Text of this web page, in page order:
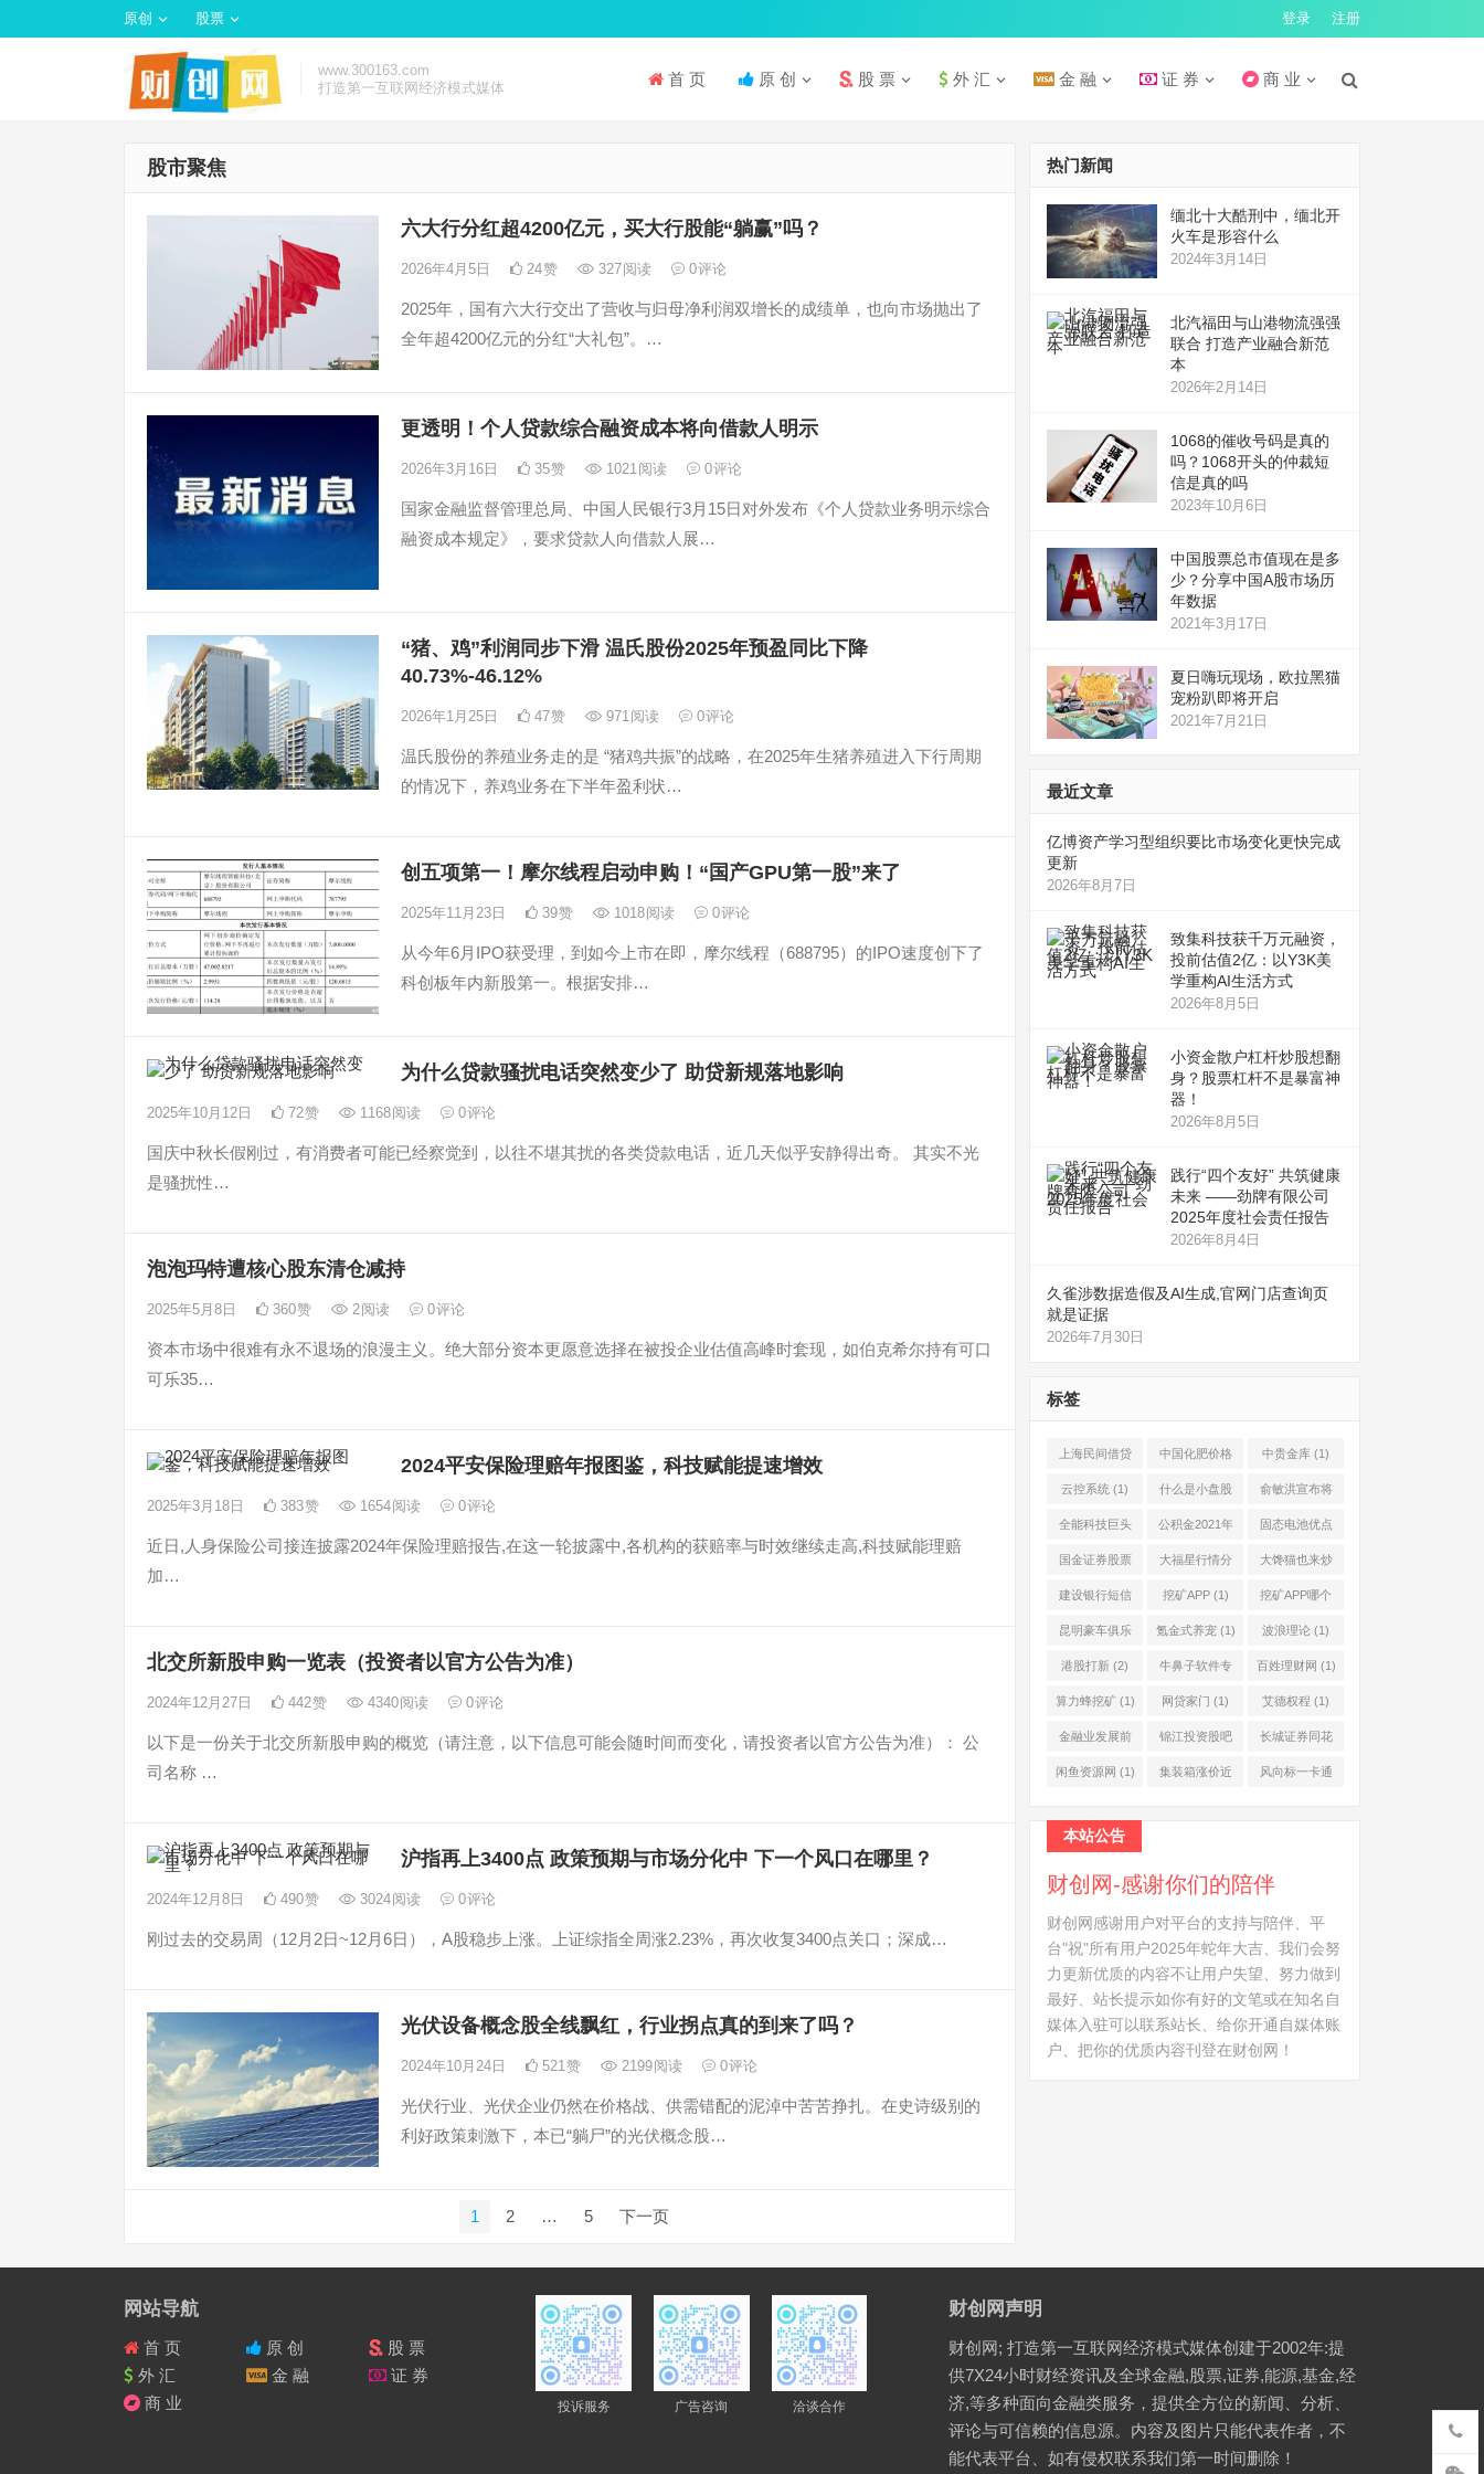
原创 股票 登录 注册
www.300163.com
打造第一互联网经济模式媒体
首 页 原 创 股 票 外 汇 金 融 证 券 商 业
股市聚焦
六大行分红超4200亿元，买大行股能“躺赢”吗？
2026年4月5日 24赞 327阅读 0评论
2025年，国有六大行交出了营收与归母净利润双增长的成绩单，也向市场抛出了
全年超4200亿元的分红“大礼包”。…
更透明！个人贷款综合融资成本将向借款人明示
2026年3月16日 35赞 1021阅读 0评论
国家金融监督管理总局、中国人民银行3月15日对外发布《个人贷款业务明示综合
融资成本规定》，要求贷款人向借款人展…
“猪、鸡”利润同步下滑 温氏股份2025年预盈同比下降
40.73%-46.12%
2026年1月25日 47赞 971 阅读 0评论
温氏股份的养殖业务走的是 “猪鸡共振”的战略，在2025年生猪养殖进入下行周期
的情况下，养鸡业务在下半年盈利状…
创五项第一！摩尔线程启动申购！“国产GPU第一股”来了
2025年11月23日 39赞 1018阅读 0评论
从今年6月IPO获受理，到如今上市在即，摩尔线程（688795）的IPO速度创下了
科创板年内新股第一。根据安排…
为什么贷款骚扰电话突然变少了 助贷新规落地影响
2025年10月12日 72赞 1168阅读 0评论
国庆中秋长假刚过，有消费者可能已经察觉到，以往不堪其扰的各类贷款电话，近几天似乎安静得出奇。 其实不光
是骚扰性…
泡泡玛特遭核心股东清仓减持
2025年5月8日 360赞 2阅读 0评论
资本市场中很难有永不退场的浪漫主义。绝大部分资本更愿意选择在被投企业估值高峰时套现，如伯克希尔持有可口
可乐35…
2024平安保险理赔年报图鉴，科技赋能提速增效
2025年3月18日 383赞 1654阅读 0评论
近日,人身保险公司接连披露2024年保险理赔报告,在这一轮披露中,各机构的获赔率与时效继续走高,科技赋能理赔
加…
北交所新股申购一览表（投资者以官方公告为准）
2024年12月27日 442赞 4340阅读 0评论
以下是一份关于北交所新股申购的概览（请注意，以下信息可能会随时间而变化，请投资者以官方公告为准）： 公
司名称 …
沪指再上3400点 政策预期与市场分化中 下一个风口在哪里？
2024年12月8日 490赞 3024阅读 0评论
刚过去的交易周（12月2日~12月6日），A股稳步上涨。上证综指全周涨2.23%，再次收复3400点关口；深成…
光伏设备概念股全线飘红，行业拐点真的到来了吗？
2024年10月24日 521 赞 2199阅读 0评论
光伏行业、光伏企业仍然在价格战、供需错配的泥淖中苦苦挣扎。在史诗级别的
利好政策刺激下，本已“躺尸”的光伏概念股…
1 2 … 5 下一页
热门新闻
缅北十大酷刑中，缅北开
火车是形容什么
2024年3月14日
北汽福田与山港物流强强
联合 打造产业融合新范
本
2026年2月14日
1068的催收号码是真的
吗？1068开头的仲裁短
信是真的吗
2023年10月6日
中国股票总市值现在是多
少？分享中国A股市场历
年数据
2021年3月17日
夏日嗨玩现场，欧拉黑猫
宠粉趴即将开启
2021年7月21日
最近文章
亿博资产学习型组织要比市场变化更快完成
更新
2026年8月7日
致集科技获千万元融资，
投前估值2亿：以Y3K美
学重构AI生活方式
2026年8月5日
小资金散户杠杆炒股想翻
身？股票杠杆不是暴富神
器！
2026年8月5日
践行“四个友好” 共筑健康
未来 ——劲牌有限公司
2025年度社会责任报告
2026年8月4日
久雀涉数据造假及AI生成,官网门店查询页
就是证据
2026年7月30日
标签
上海民间借贷
公司(1)
中国化肥价格
网(1)
中贵金库 (1)
云控系统 (1) 什么是小盘股
(2)
俞敏洪宣布将
退休(1)
全能科技巨头
(1)
公积金2021年
起不允许提取
固态电池优点
(1)
国金证券股票
(2)
大福星行情分
析系统(1)
大馋猫也来炒
股票(1)
建设银行短信
服务费(1)
挖矿APP(1) 挖矿APP哪个
靠谱(1)
昆明豪车俱乐
部(1)
氪金式养宠(1) 波浪理论 (1)
港股打新 (2) 牛鼻子软件专
业版(1)
百姓理财网 (1)
算力蜂挖矿(1) 网贷家门 (1) 艾德权程 (1)
金融业发展前
景(1)
锦江投资股吧
(1)
长城证券同花
顺(1)
闲鱼资源网 (1) 集装箱涨价近 风向标一卡通
本站公告
财创网-感谢你们的陪伴
财创网感谢用户对平台的支持与陪伴、平
台"祝"所有用户2025年蛇年大吉、我们会努
力更新优质的内容不让用户失望、努力做到
最好、站长提示如你有好的文笔或在知名自
媒体入驻可以联系站长、给你开通自媒体账
户、把你的优质内容刊登在财创网！
网站导航
首 页 原 创
股 票
外 汇
金 融
证 券
商 业
投诉服务 广告咨询 洽谈合作
财创网声明
财创网; 打造第一互联网经济模式媒体创建于2002年:提
供7X24小时财经资讯及全球金融,股票,证券,能源,基金,经
济,等多种面向金融类服务，提供全方位的新闻、分析、
评论与可信赖的信息源。内容及图片只能代表作者，不
能代表平台、如有侵权联系我们第一时间删除！